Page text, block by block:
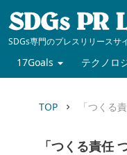
SDGs専門のプレスリリースサ
17Goals テクノロ
TOP keyboard_arrow_right 「つくる
「つくる責任